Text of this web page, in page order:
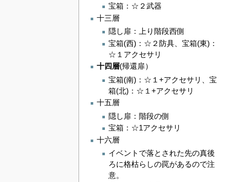
宝箱：☆２武器
十三層
隠し扉：上り階段西側
宝箱(西)：☆２防具、宝箱(東)：
☆１アクセサリ
十四層(帰還扉）
宝箱(南)：☆１+アクセサリ、宝
箱(北)：☆１+アクセサリ
十五層
隠し扉：階段の側
宝箱：☆1アクセサリ
十六層
イベントで落とされた先の真後
ろに格枯らしの罠があるので注
意。